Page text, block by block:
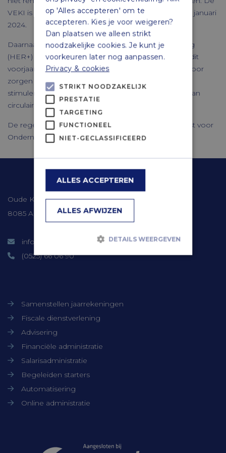
VEKI is aan te vragen van 15 maart 2023 tot en met 9 januari
2024.
Daarnaast worden de Hernieuwbare Energieregeling
(HER+) en tenders voor de Topsector Energie (TSE) dit
voorjaar opengesteld. Deze regelingen moeten er voor
zorgen dat de energietransitie betaalbaar wordt en
stimuleren innovaties in de industrie op het gebied van
circulaire economie.
De regelingen worden uigevoerd door de Rijksdienst voor
Ondernemend
Contactgegevens
Oude Kerkweg 41
8085 AM Doornspijk
info@timmerbv.nl
(0525) 66 06 90
Samenstellen jaarrekeningen
Fiscale dienstverlening
Advisering
Financiële administratie
Salarisadministratie
Begeleiden starters
Automatisering
Online administratie
op 'Alles accepteren' om te
accepteren. Kies je voor weigeren?
Dan plaatsen we alleen strikt
noodzakelijke cookies. Je kunt je
voorkeuren later nog aanpassen.
Privacy & cookies
STRIKT NOODZAKELIJK
PRESTATIE
TARGETING
FUNCTIONEEL
NIET-GECLASSIFICEERD
ALLES ACCEPTEREN
ALLES AFWIJZEN
DETAILS WEERGEVEN
Niet-geclassificeerd
Strikt noodzakelijke cookies maken de
mogelijk, zoals gebruikersaanmelding en
accountbeheer. De website kan niet goed
noodzakelijke cookies.
Naam